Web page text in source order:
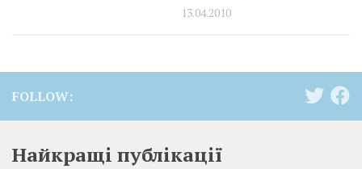
13.04.2010
FOLLOW:
Найкращі публікації